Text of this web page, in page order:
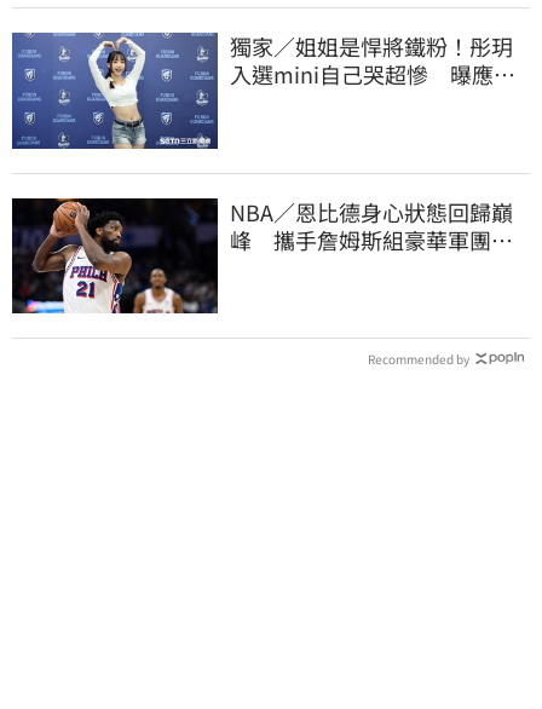
獨家／姐姐是悍將鐵粉！彤玥
入選mini自己哭超慘 曝應援
NBA／恩比德身心狀態回歸巔
峰 攜手詹姆斯組豪華軍團！
Recommended by